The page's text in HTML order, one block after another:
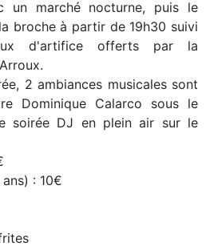
un marché nocturne, puis le
broche à partir de 19h30 suivi
d'artifice offerts par la
2 ambiances musicales sont
Dominique Calarco sous le
soirée DJ en plein air sur le
: 10€